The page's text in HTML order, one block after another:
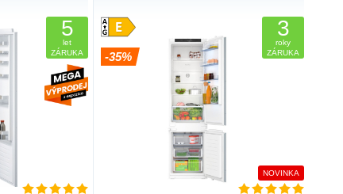
5
let
ZÁRUKA
-35%
3
roky
ZÁRUKA
NOVINKA